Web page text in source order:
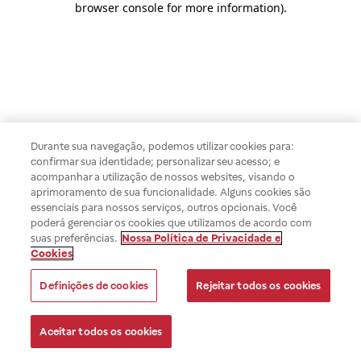
browser console for more information).
Durante sua navegação, podemos utilizar cookies para:
confirmar sua identidade; personalizar seu acesso; e
acompanhar a utilização de nossos websites, visando o
aprimoramento de sua funcionalidade. Alguns cookies são
essenciais para nossos serviços, outros opcionais. Você
poderá gerenciar os cookies que utilizamos de acordo com
suas preferências. Nossa Política de Privacidade e
Cookies
Definições de cookies Rejeitar todos os cookies
Aceitar todos os cookies